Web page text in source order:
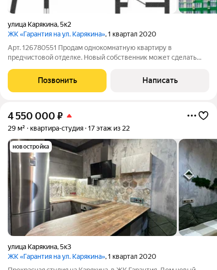
улица Карякина,5к2
ЖК «Гарантия на ул. Карякина», 1 квартал 2020
Арт. 126780551 Продам однокомнатную квартиру в
предчистовой отделке. Новый собственник может сделать
прекрасный вид на город. Квартира находится в прекрасной
локации: рядом остановка общественного
Позвонить Написать
4 550 000 ₽
29 м² квартира-студия 17 этаж из 22
новостройка
улица Карякина,5к3
ЖК «Гарантия на ул. Карякина», 1 квартал 2020